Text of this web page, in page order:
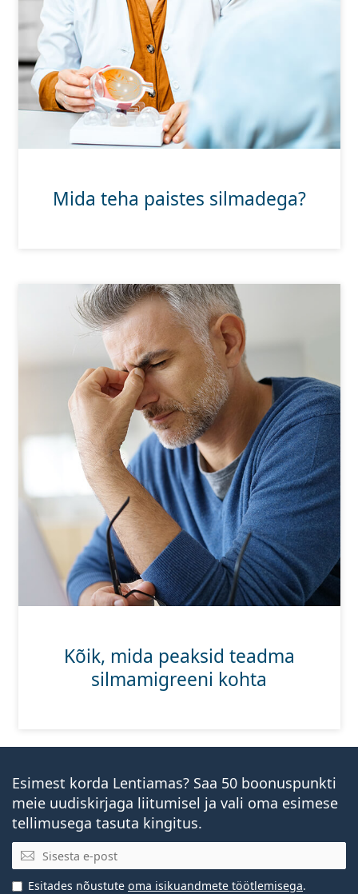
Mida teha paistes silmadega?
Kõik, mida peaksid teadma
silmamigreeni kohta
Esimest korda Lentiamas? Saa 50 boonuspunkti
meie uudiskirjaga liitumisel ja vali oma esimese
tellimusega tasuta kingitus.
E-posti aadress
Esitades nõustute oma isikuandmete töötlemisega.